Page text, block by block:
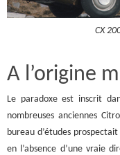
CX
A l’origine
Le paradoxe est inscrit
nombreuses anciennes
bureau d’études
en l’absence d’une vraie